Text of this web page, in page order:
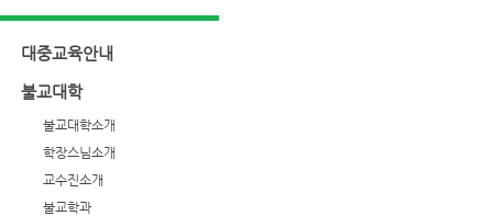
대중교육안내
불교대학
불교대학소개
학장스님소개
교수진소개
불교학과